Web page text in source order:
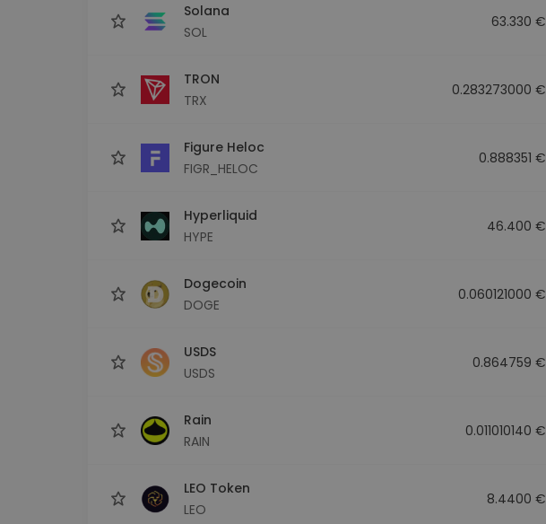
Solana
SOL
63.330 €
TRON
TRX
0.283273000 €
Figure Heloc
FIGR_HELOC
0.888351 €
Hyperliquid
HYPE
46.400 €
Dogecoin
DOGE
0.060121000 €
USDS
USDS
0.864759 €
Rain
RAIN
0.011010140 €
LEO Token
LEO
8.4400 €